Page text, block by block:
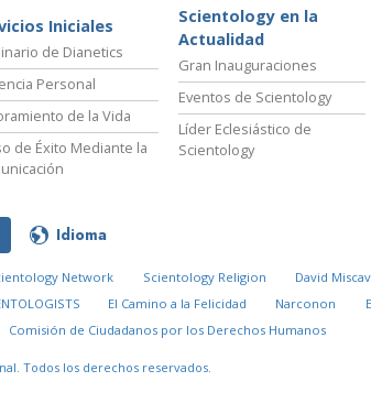
Iniciales
de Dianetics
Personal
de la Vida
de Éxito Mediante la
Scientology en la
Actualidad
Gran Inauguraciones
Eventos de Scientology
Líder Eclesiástico de
Scientology
Idioma
Network Scientology Religion David
El Camino a la Felicidad Narconon
Comisión de Ciudadanos por los Derechos Humanos
Todos los derechos reservados.